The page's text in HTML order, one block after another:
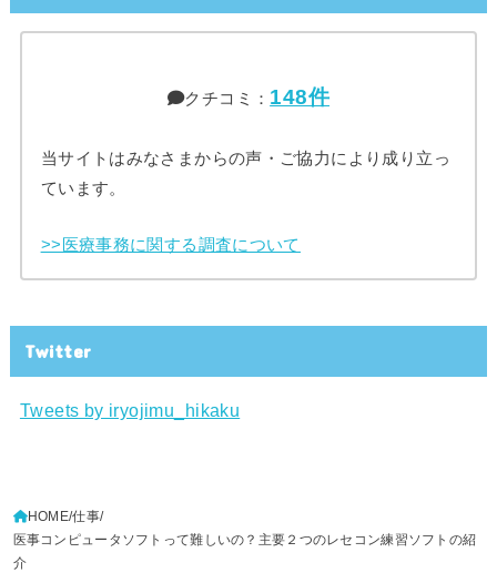
クチコミ： 148件
当サイトはみなさまからの声・ご協力により成り立っ
ています。
>>医療事務に関する調査について
Twitter
Tweets by iryojimu_hikaku
HOME 仕事
医事コンピュータソフトって難しいの？主要２つのレセコン練習ソフトの紹
介